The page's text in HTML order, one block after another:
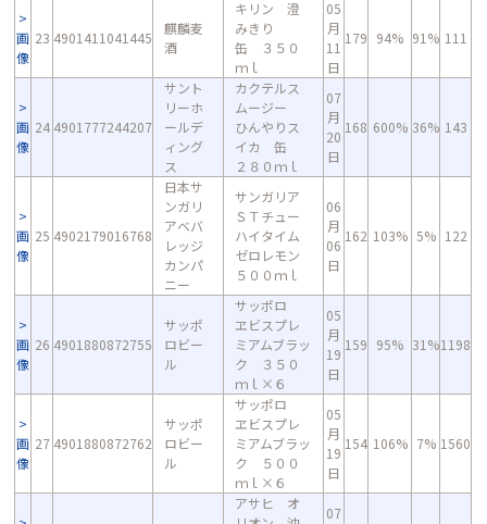
画
像
23 4901411041445
麒麟麦
酒
キリン 澄
みきり
缶 ３５０
ｍｌ
05
月
11
日
179 94% 91% 111
画
像
24 4901777244207
サント
リーホ
ールデ
ィング
ス
カクテルス
ムージー
ひんやりス
イカ 缶
２８０ｍｌ
07
月
20
日
168 600% 36% 143
画
像
25 4902179016768
日本サ
ンガリ
アベバ
レッジ
カンパ
ニー
サンガリア
ＳＴチュー
ハイタイム
ゼロレモン
５００ｍｌ
06
月
06
日
162 103% 5% 122
画
像
26 4901880872755
サッポ
ロビー
ル
サッポロ
ヱビスプレ
ミアムブラッ
ク ３５０
ｍｌ×６
05
月
19
日
159 95% 31%1198
画
像
27 4901880872762
サッポ
ロビー
ル
サッポロ
ヱビスプレ
ミアムブラッ
ク ５００
ｍｌ×６
05
月
19
日
154 106% 7% 1560
アサヒ オ
07